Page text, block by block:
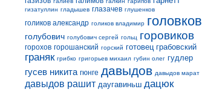
гизатуллин гладышев глазачев глушенков
голиков александр голиков владимир головков
голубович голубович сергей гольц горовиков
горохов горошанский горский готовец грабовский
граняк грибко григорьев михаил губин олег гудлер
гусев никита гюнге давыдов давыдов марат
давыдов рашит даугавиньш дацюк